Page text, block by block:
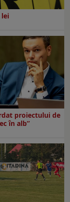
proiectului de
în alb”